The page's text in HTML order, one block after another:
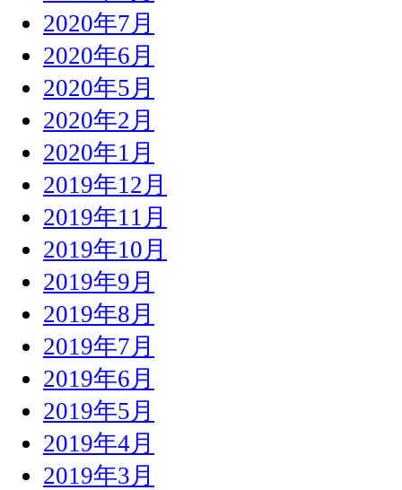
2020年7月
2020年6月
2020年5月
2020年2月
2020年1月
2019年12月
2019年11月
2019年10月
2019年9月
2019年8月
2019年7月
2019年6月
2019年5月
2019年4月
2019年3月